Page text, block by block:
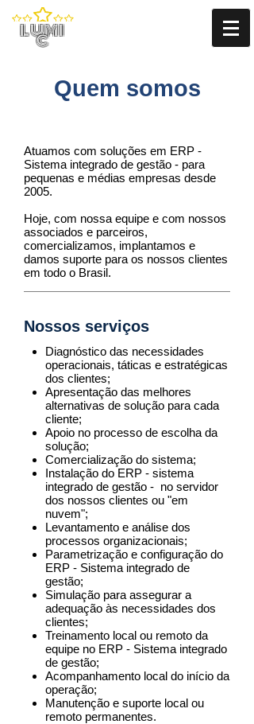
LUMI
C
Quem somos
Atuamos com soluções em ERP -
Sistema integrado de gestão - para
pequenas e médias empresas desde
2005.
Hoje, com nossa equipe e com nossos
associados e parceiros,
comercializamos, implantamos e
damos suporte para os nossos clientes
em todo o Brasil.
Nossos serviços
Diagnóstico das necessidades
operacionais, táticas e estratégicas
dos clientes;
Apresentação das melhores
alternativas de solução para cada
cliente;
Apoio no processo de escolha da
solução;
Comercialização do sistema;
Instalação do ERP - sistema
integrado de gestão - no servidor
dos nossos clientes ou "em
nuvem";
Levantamento e análise dos
processos organizacionais;
Parametrização e configuração do
ERP - Sistema integrado de
gestão;
Simulação para assegurar a
adequação às necessidades dos
clientes;
Treinamento local ou remoto da
equipe no ERP - Sistema integrado
de gestão;
Acompanhamento local do início da
operação;
Manutenção e suporte local ou
remoto permanentes.